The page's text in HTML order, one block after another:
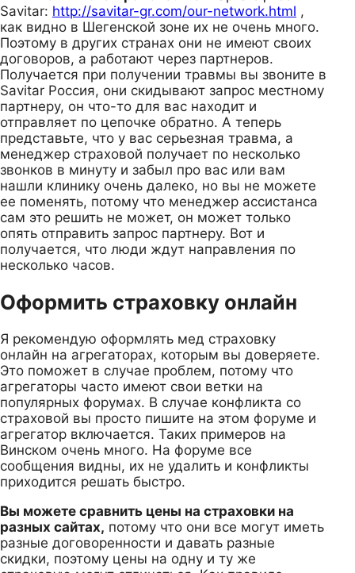
Savitar: http://savitar-gr.com/our-network.html ,
как видно в Шегенской зоне их не очень много.
Поэтому в других странах они не имеют своих
договоров, а работают через партнеров.
Получается при получении травмы вы звоните в
Savitar Россия, они скидывают запрос местному
партнеру, он что-то для вас находит и
отправляет по цепочке обратно. А теперь
представьте, что у вас серьезная травма, а
менеджер страховой получает по несколько
звонков в минуту и забыл про вас или вам
нашли клинику очень далеко, но вы не можете
ее поменять, потому что менеджер ассистанса
сам это решить не может, он может только
опять отправить запрос партнеру. Вот и
получается, что люди ждут направления по
несколько часов.
Оформить страховку онлайн
Я рекомендую оформлять мед страховку
онлайн на агрегаторах, которым вы доверяете.
Это поможет в случае проблем, потому что
агрегаторы часто имеют свои ветки на
популярных форумах. В случае конфликта со
страховой вы просто пишите на этом форуме и
агрегатор включается. Таких примеров на
Винском очень много. На форуме все
сообщения видны, их не удалить и конфликты
приходится решать быстро.
Вы можете сравнить цены на страховки на
разных сайтах, потому что они все могут иметь
разные договоренности и давать разные
скидки, поэтому цены на одну и ту же